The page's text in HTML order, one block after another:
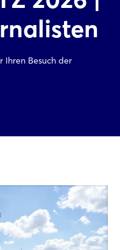
Ihren Besuch der